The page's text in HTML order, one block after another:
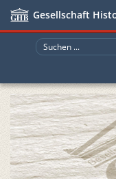
Gesellschaft